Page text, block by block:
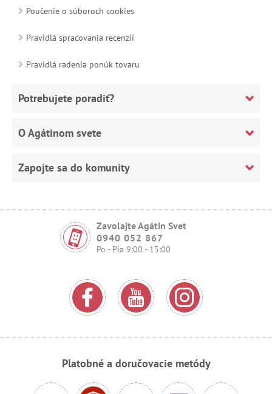
Poučenie o súboroch cookies
Pravidlá spracovania recenzií
Pravidlá radenia ponúk tovaru
Potrebujete poradiť?
O Agátinom svete
Zapojte sa do komunity
Zavolajte Agátin Svet
0940 052 867
Po - Pia 9:00 - 15:00
Platobné a doručovacie metódy